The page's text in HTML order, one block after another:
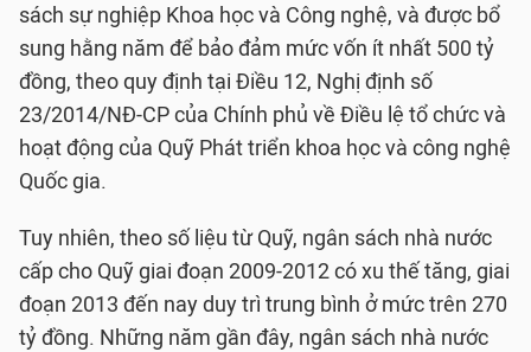
sách sự nghiệp Khoa học và Công nghệ, và được bổ
sung hằng năm để bảo đảm mức vốn ít nhất 500 tỷ
đồng, theo quy định tại Điều 12, Nghị định số
23/2014/NĐ-CP của Chính phủ về Điều lệ tổ chức và
hoạt động của Quỹ Phát triển khoa học và công nghệ
Quốc gia.
Tuy nhiên, theo số liệu từ Quỹ, ngân sách nhà nước
cấp cho Quỹ giai đoạn 2009-2012 có xu thế tăng, giai
đoạn 2013 đến nay duy trì trung bình ở mức trên 270
tỷ đồng. Những năm gần đây, ngân sách nhà nước